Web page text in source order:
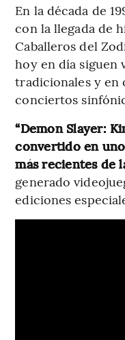
En la década de
con la llegada de
Caballeros del
hoy en día siguen
tradicionales y en
conciertos
“Demon Slayer:
convertido en
más recientes de
generado
ediciones